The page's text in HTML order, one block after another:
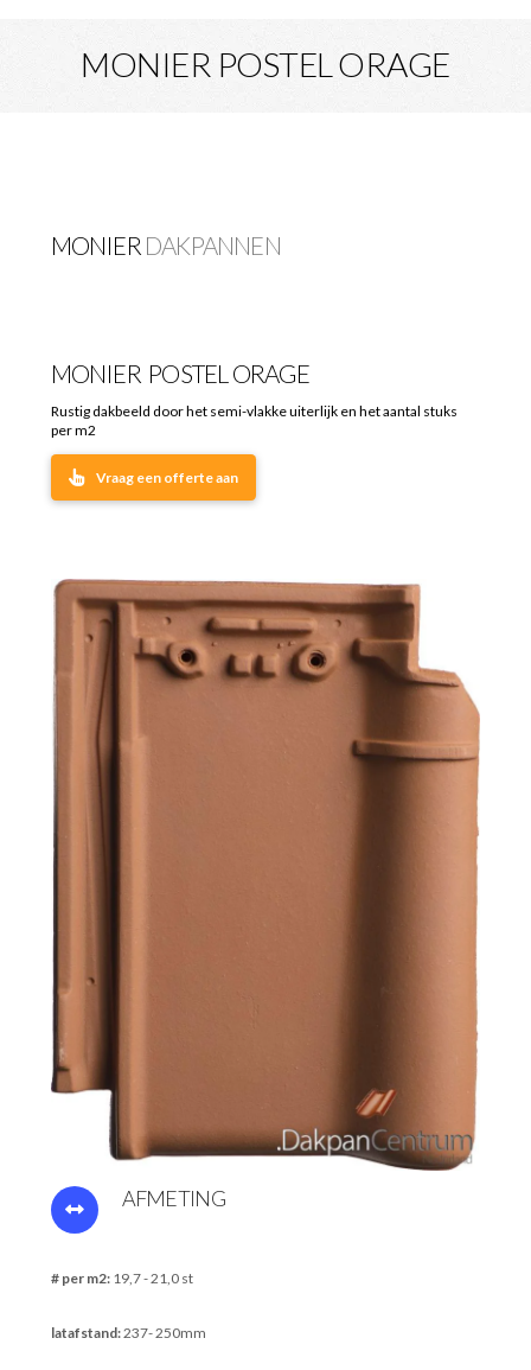
MONIER POSTEL ORAGE
MONIER DAKPANNEN
MONIER POSTEL ORAGE
Rustig dakbeeld door het semi-vlakke uiterlijk en het aantal stuks
per m2
Vraag een offerte aan
AFMETING
# per m2:19,7 - 21,0 st
latafstand:237- 250mm